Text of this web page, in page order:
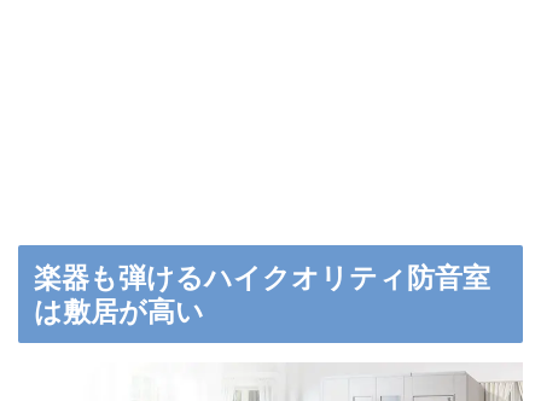
楽器も弾けるハイクオリティ防音室
は敷居が高い